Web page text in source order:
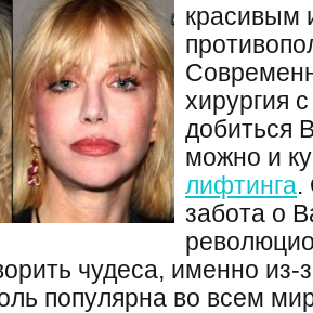
красивым
хирургия
добиться
можно и
лифтинга.
забота о
чудеса, именно из-
популярна во всем